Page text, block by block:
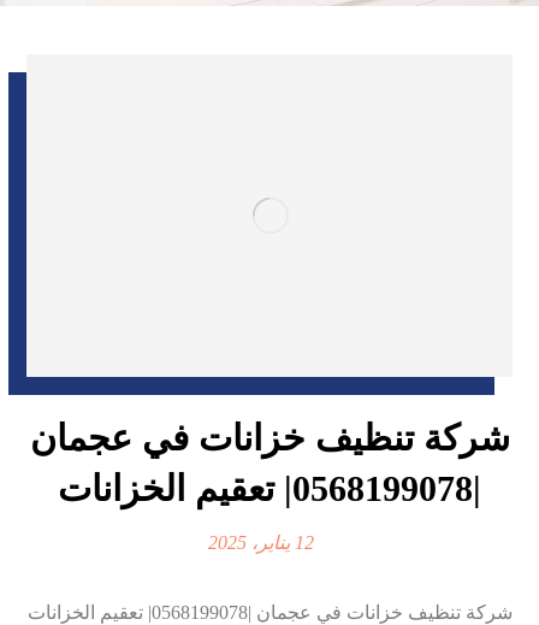
شركة تنظيف خزانات في عجمان
|0568199078| تعقيم الخزانات
12 يناير، 2025
شركة تنظيف خزانات في عجمان |0568199078| تعقيم الخزانات